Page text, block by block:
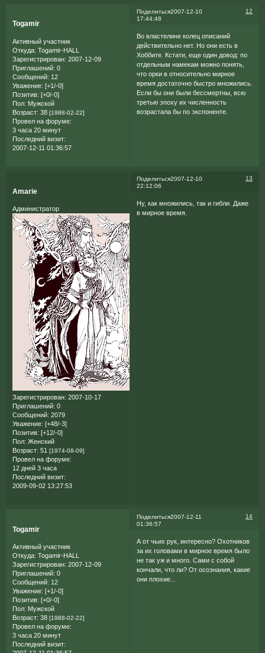
Поделиться 12
2007-12-10
17:44:48
Togamir
Активный участник
Откуда: Togamir-HALL
Зарегистрирован: 2007-12-09
Приглашений: 0
Сообщений: 12
Уважение: [+1/-0]
Позитив: [+0/-0]
Пол: Мужской
Возраст: 38 [1988-02-22]
Провел на форуме:
3 часа 20 минут
Последний визит:
2007-12-11 01:36:57
Во властелине колец описаний
действительно нет. Но они есть в
Хоббите. Кстати, еще один довод: по
отдельным намекам можно понять,
что орки в относительно мирное
время достаточно быстро множились.
Если бы они были бессмертны, всю
третью эпоху их численность
возрастала бы по экспоненте.
Поделиться 13
2007-12-10
22:12:06
Amarie
Администратор
Зарегистрирован: 2007-10-17
Приглашений: 0
Сообщений: 2079
Уважение: [+48/-3]
Позитив: [+12/-0]
Пол: Женский
Возраст: 51 [1974-08-09]
Провел на форуме:
12 дней 3 часа
Последний визит:
2009-09-02 13:27:53
Ну, как множились, так и гибли. Даже
в мирное время.
Поделиться 14
2007-12-11
01:36:57
Togamir
Активный участник
Откуда: Togamir-HALL
Зарегистрирован: 2007-12-09
Приглашений: 0
Сообщений: 12
Уважение: [+1/-0]
Позитив: [+0/-0]
Пол: Мужской
Возраст: 38 [1988-02-22]
Провел на форуме:
3 часа 20 минут
Последний визит:
А от чьих рук, интересно? Охотников
за их головами в мирное время было
не так уж и много. Сами с собой
кончали, что ли? От осознания, какие
они плохие...